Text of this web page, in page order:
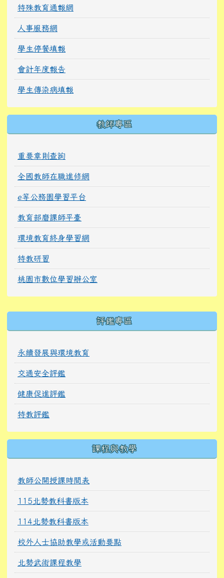
特殊教育通報網
人事服務網
學生停餐填報
會計年度報告
學生傳染病填報
教師專區
重要章則查詢
全國教師在職進修網
e等公務園學習平台
教育部磨課師平臺
環境教育終身學習網
特教研習
桃園市數位學習辦公室
評鑑專區
永續發展與環境教育
交通安全評鑑
健康促進評鑑
特教評鑑
課程與教學
教師公開授課時間表
115北勢教科書版本
114北勢教科書版本
校外人士協助教學或活動要點
北勢武術課程教學